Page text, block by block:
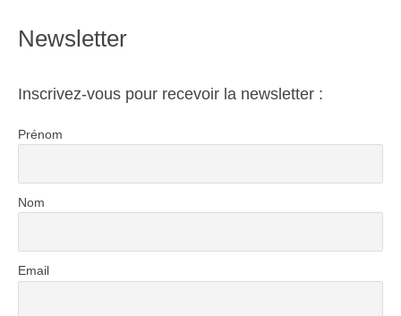
Newsletter
Inscrivez-vous pour recevoir la newsletter :
Prénom
Nom
Email